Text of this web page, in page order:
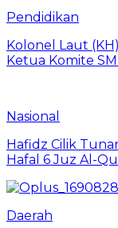
Pendidikan
Kolonel Laut
Ketua Komite
Nasional
Hafidz Cilik
Hafal 6 Juz Al-
Daerah